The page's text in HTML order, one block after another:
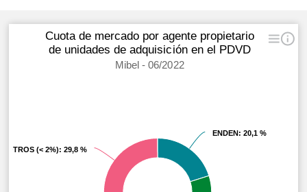
Cuota de mercado por agente propietario
de unidades de adquisición en el PDVD
Mibel - 06/2022
ENDEN: 20,1 %
ENDEN: 20,1 %
OTROS (< 2%): 29,8 %
OTROS (< 2%): 29,8 %